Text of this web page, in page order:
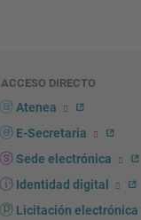
ACCESO DIRECTO
Atenea
E-Secretaria
Sede electrónica
Identidad digital
Licitación electrónica